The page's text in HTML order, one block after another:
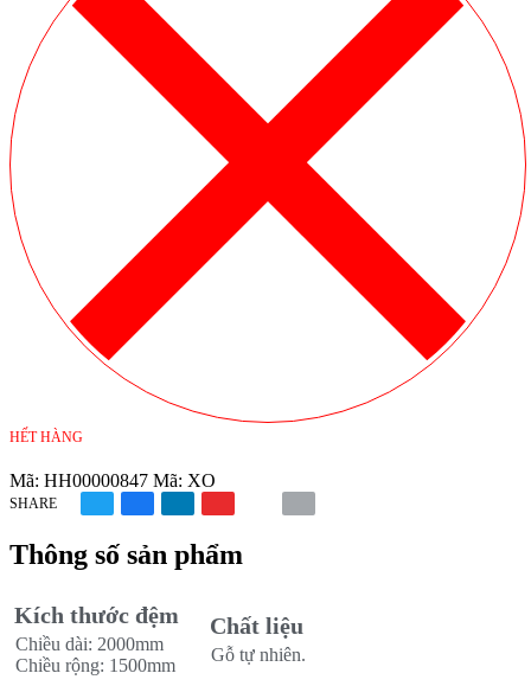
HẾT HÀNG
Mã: HH00000847 Mã: XO
SHARE
Thông số sản phẩm
Kích thước đệm
Chiều dài: 2000mm
Chiều rộng: 1500mm
Chất liệu
Gỗ tự nhiên.